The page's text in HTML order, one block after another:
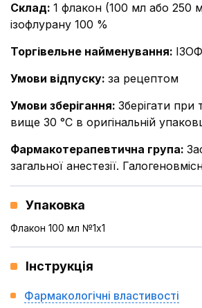
Склад: 1 флакон (100 мл або 250
ізофлурану 100 %
Торгівельне найменування:
Умови відпуску: за рецептом
Умови зберігання: Зберігати при
вище 30 °С в оригінальній
Фармакотерапевтична група:
загальної анестезії.
Упаковка
Флакон 100 мл №1x1
Інструкція
Фармакологічні властивості